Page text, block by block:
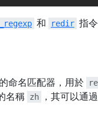
和 redir 指令
的命名匹配器，用於
名稱 zh ，其可以通過